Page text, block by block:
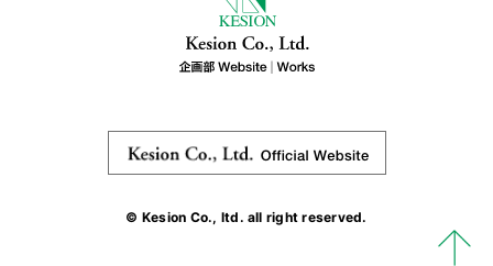
© Kesion Co., ltd. all right reserved.